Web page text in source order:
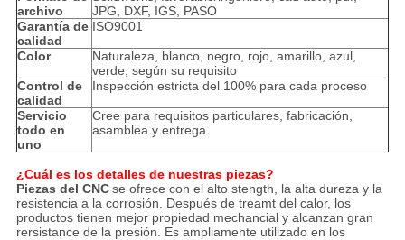
archivo
JPG, DXF, IGS, PASO
Garantía de
calidad
ISO9001
Color
Naturaleza, blanco, negro, rojo, amarillo, azul,
verde, según su requisito
Control de
calidad
Inspección estricta del 100% para cada proceso
Servicio
todo en
uno
Cree para requisitos particulares, fabricación,
asamblea y entrega
¿Cuál es los detalles de nuestras piezas?
Piezas del CNCse ofrece con el alto stength, la alta dureza y la
resistencia a la corrosión. Después de treamt del calor, los
productos tienen mejor propiedad mechancial y alcanzan gran
rersistance de la presión. Es ampliamente utilizado en los